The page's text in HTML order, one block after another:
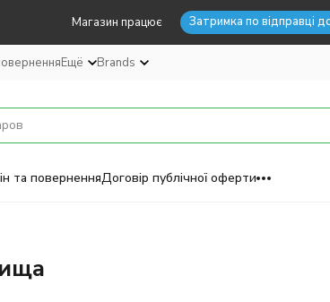
Магазин працює Затримка по відправці
Ещё Brands
та поверненняДоговір публічної оферти